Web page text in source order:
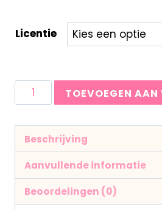
Licentie
TOEVOEGEN
Beschrijving
Aanvullende informatie
Beoordelingen (0)